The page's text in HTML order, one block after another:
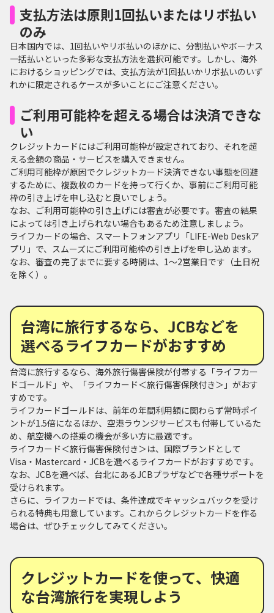
支払方法は原則1回払いまたはリボ払い
のみ
日本国内では、1回払いやリボ払いのほかに、分割払いやボーナス
一括払いといった多彩な支払方法を選択可能です。しかし、海外
におけるショッピングでは、支払方法が1回払いかリボ払いのいず
れかに限定されるケースが多いことにご注意ください。
ご利用可能枠を超える場合は決済できな
い
クレジットカードにはご利用可能枠が設定されており、それを超
える金額の商品・サービスを購入できません。
ご利用可能枠が原因でクレジットカード決済できない事態を回避
するために、複数枚のカードを持って行くか、事前にご利用可能
枠の引き上げを申し込むと良いでしょう。
なお、ご利用可能枠の引き上げには審査が必要です。審査の結果
によっては引き上げられない場合もあるため注意しましょう。
ライフカードの場合、スマートフォンアプリ「LIFE-Web Deskア
プリ」で、スムーズにご利用可能枠の引き上げを申し込めます。
なお、審査の完了までに要する時間は、1～2営業日です（土日祝
を除く）。
台湾に旅行するなら、JCBなどを
選べるライフカードがおすすめ
台湾に旅行するなら、海外旅行傷害保険が付帯する「ライフカー
ドゴールド」や、「ライフカード＜旅行傷害保険付き＞」がおす
すめです。
ライフカードゴールドは、前年の年間利用額に関わらず常時ポイ
ントが1.5倍になるほか、空港ラウンジサービスも付帯しているた
め、航空機への搭乗の機会が多い方に最適です。
ライフカード＜旅行傷害保険付き＞は、国際ブランドとして
Visa・Mastercard・JCBを選べるライフカードがおすすめです。
なお、JCBを選べば、台北にあるJCBプラザなどで各種サポートを
受けられます。
さらに、ライフカードでは、条件達成でキャッシュバックを受け
られる特典も用意しています。これからクレジットカードを作る
場合は、ぜひチェックしてみてください。
クレジットカードを使って、快適
な台湾旅行を実現しよう